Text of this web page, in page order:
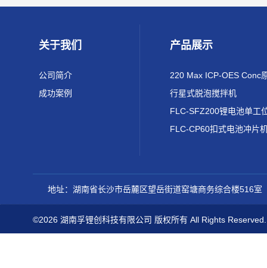
关于我们
公司简介
成功案例
产品展示
行星式脱泡搅拌机
FLC-CP60扣式电池冲片
地址：湖南省长沙市岳麓区望岳街道窑塘商务综合楼516室
©2026 湖南孚锂创科技有限公司 版权所有 All Rights